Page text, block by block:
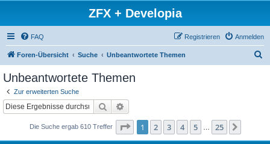
ZFX + Developia
FAQ Anmelden
Registrieren
Foren-Übersicht Suche Unbeantwortete Themen
Unbeantwortete Themen
Zur erweiterten Suche
Suche
Die Suche ergab 610 Treffer Seite 1von 25
1 2 3 4 5 25